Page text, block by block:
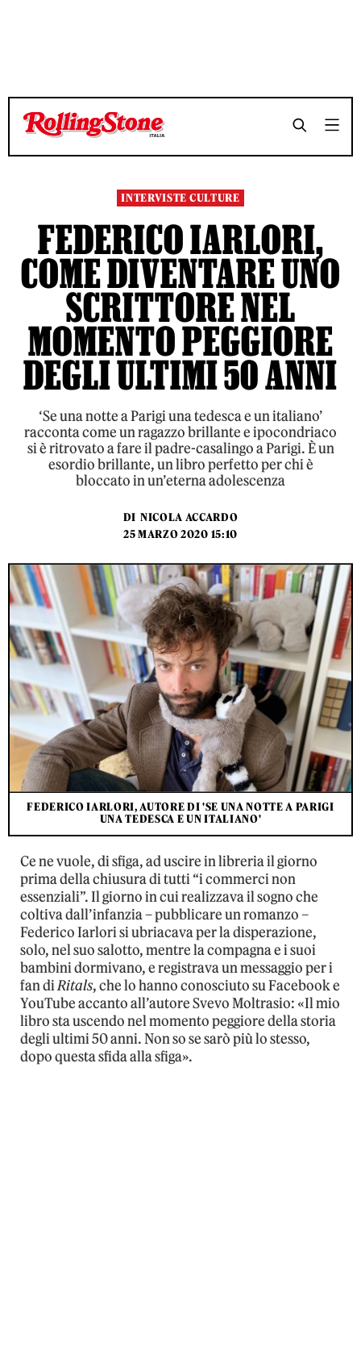
TEMPO DI LETTURA 7 MINUTI SHARE
TEMPO DI LETTURA 7 MINUTI SHARE
INTERVISTE CULTURE
FEDERICO IARLORI,
COME DIVENTARE UNO
SCRITTORE NEL
MOMENTO PEGGIORE
DEGLI ULTIMI 50 ANNI
‘Se una notte a Parigi una tedesca e un italiano’
racconta come un ragazzo brillante e ipocondriaco
si è ritrovato a fare il padre-casalingo a Parigi. È un
esordio brillante, un libro perfetto per chi è
bloccato in un’eterna adolescenza
DI NICOLA ACCARDO
25 MARZO 2020 15:10
FEDERICO IARLORI, AUTORE DI 'SE UNA NOTTE A PARIGI
UNA TEDESCA E UN ITALIANO'
Ce ne vuole, di sfiga, ad uscire in libreria il giorno
prima della chiusura di tutti “i commerci non
essenziali”. Il giorno in cui realizzava il sogno che
coltiva dall’infanzia – pubblicare un romanzo –
Federico Iarlori si ubriacava per la disperazione,
solo, nel suo salotto, mentre la compagna e i suoi
bambini dormivano, e registrava un messaggio per i
fan diRitals, che lo hanno conosciuto su Facebook e
YouTube accanto all’autore Svevo Moltrasio: «Il mio
libro sta uscendo nel momento peggiore della storia
degli ultimi 50 anni. Non so se sarò più lo stesso,
dopo questa sfida alla sfiga».